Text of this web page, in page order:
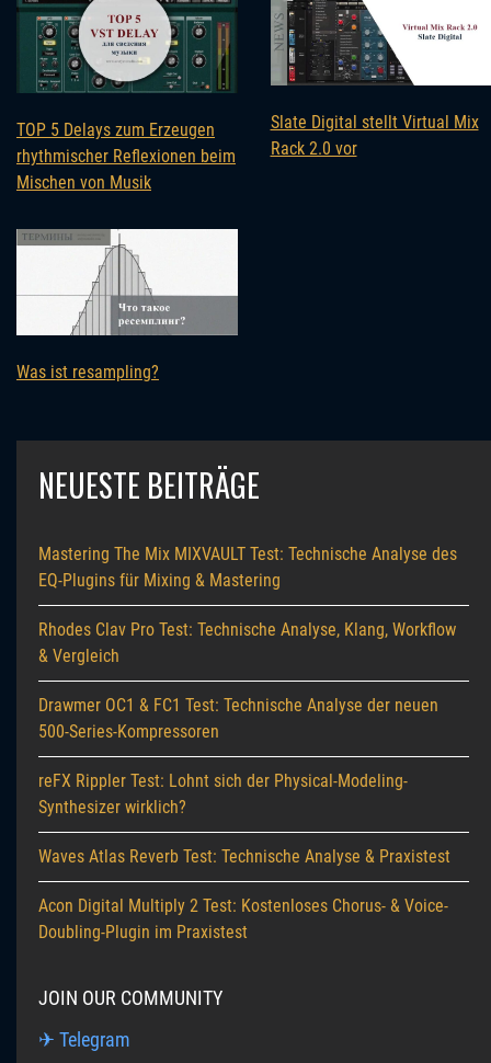
TOP 5 Delays zum Erzeugen
rhythmischer Reflexionen beim
Mischen von Musik
Slate Digital stellt Virtual Mix
Rack 2.0 vor
Was ist resampling?
NEUESTE BEITRÄGE
Mastering The Mix MIXVAULT Test: Technische Analyse des
EQ-Plugins für Mixing & Mastering
Rhodes Clav Pro Test: Technische Analyse, Klang, Workflow
& Vergleich
Drawmer OC1 & FC1 Test: Technische Analyse der neuen
500-Series-Kompressoren
reFX Rippler Test: Lohnt sich der Physical-Modeling-
Synthesizer wirklich?
Waves Atlas Reverb Test: Technische Analyse & Praxistest
Acon Digital Multiply 2 Test: Kostenloses Chorus- & Voice-
Doubling-Plugin im Praxistest
JOIN OUR COMMUNITY
✈ Telegram